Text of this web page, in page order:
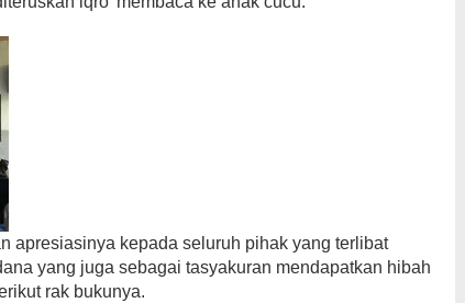
apresiasinya kepada seluruh pihak yang terlibat
yang juga sebagai tasyakuran mendapatkan hibah
rak bukunya.